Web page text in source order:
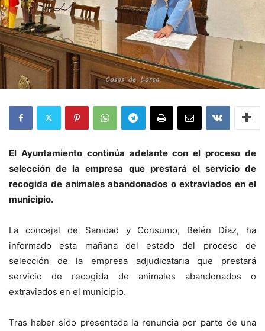
El Ayuntamiento continúa adelante con el proceso de
selección de la empresa que prestará el servicio de
recogida de animales abandonados o extraviados en el
municipio.
La concejal de Sanidad y Consumo, Belén Díaz, ha
informado esta mañana del estado del proceso de
selección de la empresa adjudicataria que prestará
servicio de recogida de animales abandonados o
extraviados en el municipio.
Tras haber sido presentada la renuncia por parte de una